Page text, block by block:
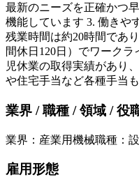
最新のニーズを正確かつ
機能しています 3. 働きや
残業時間は約20時間であ
間休日120日）でワーク
児休業の取得実績があり
や住宅手当など各種手当
業界 / 職種 / 領域 / 役
業界 ： 産業用機械職種 ：
雇用形態